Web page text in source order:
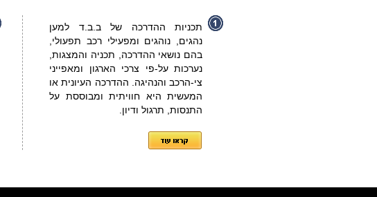
דיגיטלי חדש, שיאפשר לכל בעל
רכב לחסום מראש את האפשרות
לבצע העברת בעלות על רכבו
בסניפי דואר ישראל.
קראו עוד...
מכונה ניידת רגלית הורגת
21 ביולי 2026: נקבע מותו של
עובר אורח בשנות ה-60 לחייו
חיים ויצמן בנתניה.
קראו עוד...
תכניות ההדרכה של ב.ב.ד למען
נהגים, נוהגים ומפעילי רכב תפעולי,
בהם נושאי ההדרכה, תכניה והמצגות,
נערכות על-פי צרכי הארגון ומאפייני
צי-הרכב והנהיגה. ההדרכה העיונית או
המעשית היא חוויתית ומבוססת על
התנסות, תרגול ודיון.